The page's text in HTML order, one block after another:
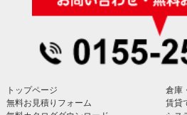
トップページ
無料お見積りフォーム
倉庫
賃貸